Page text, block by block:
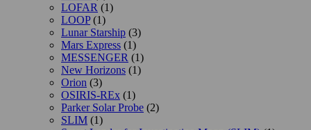
LOFAR (1)
LOOP(1)
Lunar Starship (3)
Mars Express (1)
MESSENGER (1)
New Horizons (1)
Orion (3)
OSIRIS-REx (1)
Parker Solar Probe (2)
SLIM (1)